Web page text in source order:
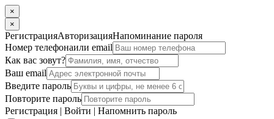
×
×
РегистрацияАвторизацияНапоминание пароля
Номер телефонаили email
Как вас зовут?
Ваш email
Введите пароль
Повторите пароль
Регистрация | Войти | Напомнить пароль